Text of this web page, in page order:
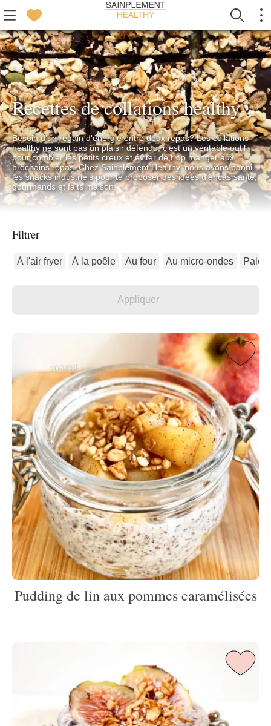
Recettes de collations healthy
Besoin d'un regain d'énergie entre deux repas? Les collations
healthy ne sont pas un plaisir défendu, c'est un véritable outil
pour combler les petits creux et éviter de trop manger aux
prochains repas. Chez Sainplement Healthy, nous avons banni
les snacks industriels pour te proposer des idées d'encas santé,
gourmands et faits maison.
Filtrer
À l'air fryer À la poêle Au four Au micro-ondes Paléo
Pudding de lin aux pommes caramélisées